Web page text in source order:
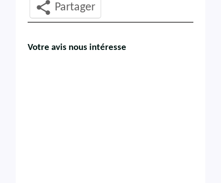
Partager
Votre avis nous intéresse